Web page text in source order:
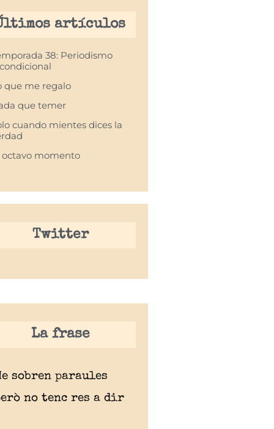
artículos
38: Periodismo
que me regalo
que temer
cuando mientes dices la
octavo momento
Twitter
La frase
sobren paraules
no tenc res a dir